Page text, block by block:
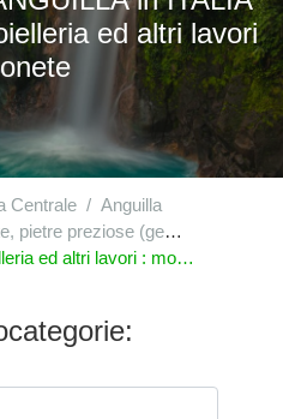
ed altri lavori
Centrale
Anguilla
metalli placcati o ricoperti di metalli preziosi e lavori di queste materie; minuterie di fantasia; monete
ed altri lavori : monete